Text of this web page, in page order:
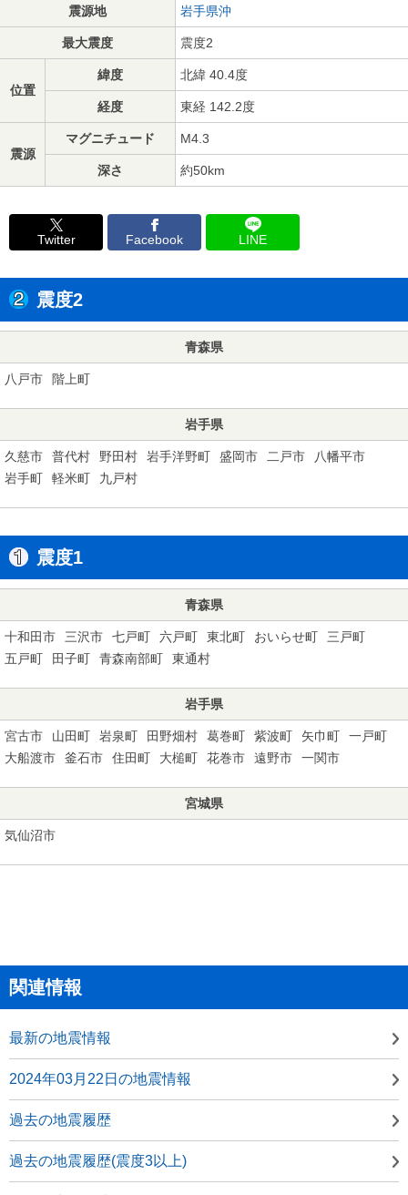
震源地 岩手県沖
最大震度 震度2
位置
緯度 北緯 40.4度
経度 東経 142.2度
震源
マグニチュード M4.3
深さ 約50km
Twitter Facebook LINE
震度2
青森県
八戸市 階上町
岩手県
久慈市 普代村 野田村 岩手洋野町 盛岡市 二戸市
八幡平市
岩手町
軽米町 九戸村
震度1
青森県
十和田市 三沢市 七戸町 六戸町 東北町 おいらせ町
三戸町
五戸町
田子町 青森南部町 東通村
岩手県
宮古市 山田町 岩泉町 田野畑村 葛巻町 紫波町 矢巾町
一戸町
大船渡市
釜石市 住田町 大槌町 花巻市 遠野市 一関市
宮城県
気仙沼市
関連情報
最新の地震情報
2024年03月22日の地震情報
過去の地震履歴
過去の地震履歴(震度3以上)